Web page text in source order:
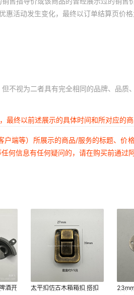
活动发生变化，最终以订单结算页价格
不视为二者具有完全相同的品牌、品质
终以前述展示的具体时间和所对应的商
端等）所展示的商品/服务的标题、
信息有任何疑问的，请在购买前通
酒开
太平扣仿古木箱箱扣 搭扣